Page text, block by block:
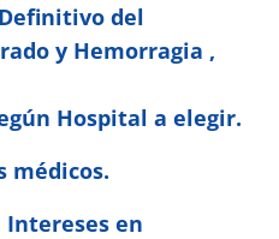
del
y Hemorragia ,
Hospital a elegir.
médicos.
Intereses en